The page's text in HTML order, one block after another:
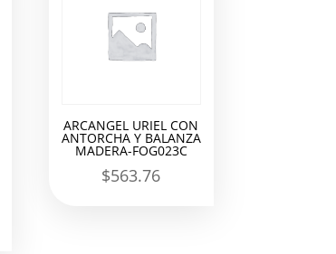
ARCANGEL URIEL CON
ANTORCHA Y BALANZA
MADERA-FOG023C
$563.76